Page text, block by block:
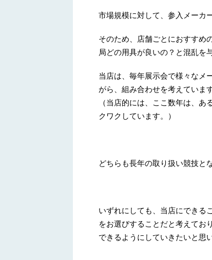
市場規模に対して、参入メーカ
そのため、店舗ごとにおすすめ
局どの用具が良いの？と混乱を
当店は、毎年展示会で様々なメ
がら、組み合わせを考えています
（当店的には、ここ数年は、
クワクしています。）
どちらも長年の取り扱い競技と
いずれにしても、当店にできる
をお選びすることだと考えてお
できるようにしていきたいと思